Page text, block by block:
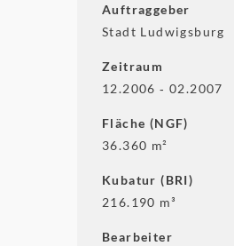
Auftraggeber
Stadt Ludwigsburg
Zeitraum
12.2006 ‐ 02.2007
Fläche (NGF)
36.360 m²
Kubatur (BRI)
216.190 m³
Bearbeiter